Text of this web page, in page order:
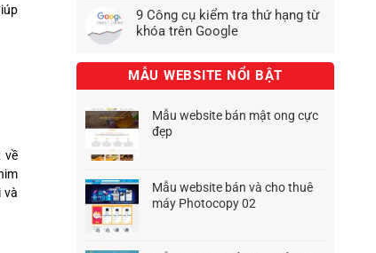
về
và
9 Công cụ kiểm tra thứ hạng từ
khóa trên Google
MẪU WEBSITE NỔI BẬT
Mẫu website bán mật ong cực
đẹp
1.500.000₫.
tại
là:
1.200.000₫.
Mẫu website bán và cho thuê
máy Photocopy 02